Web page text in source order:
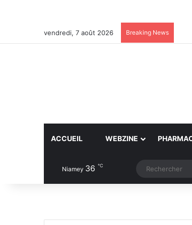
vendredi, 7 août 2026 Breaking News
ACCUEIL WEBZINE
Niamey 36 ℃ Article Aléatoire
Switch skin